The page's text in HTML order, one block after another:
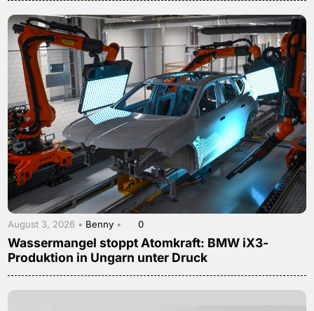
August 3, 2026 • Benny • 0
Wassermangel stoppt Atomkraft: BMW iX3-
Produktion in Ungarn unter Druck